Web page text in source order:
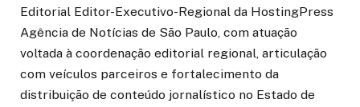
Editorial Editor-Executivo-Regional da HostingPress
Agência de Notícias de São Paulo, com atuação
voltada à coordenação editorial regional, articulação
com veículos parceiros e fortalecimento da
distribuição de conteúdo jornalístico no Estado de